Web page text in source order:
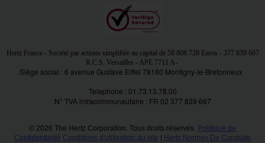
Hertz France - Société par actions simplifiée au capital de 58 808 728 Euros - 377 839 667
R.C.S. Versailles - APE 7711 A-
Siège social : 6 avenue Gustave Eiffel 78180 Montigny-le-Bretonneux
Telephone : 01.73.13.78.00
N° TVA intracommunautaire : FR 02 377 839 667
© 2026 The Hertz Corporation. Tous droits réservés. Politique de
Confidentialité Conditions d'utilisation du site
Hertz Normes De Conduite